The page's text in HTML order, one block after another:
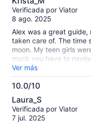
de
10
Verificada por Viator
8 ago. 2025
Alex was a great guide,
taken care of. The time
moon. My teen girls
muck you have to
these neon creatures
made it feel even more
blue luminescence is
Ver más
10.0/10
10.0
de
10
Laura_S
Verificada por Viator
7 jul. 2025